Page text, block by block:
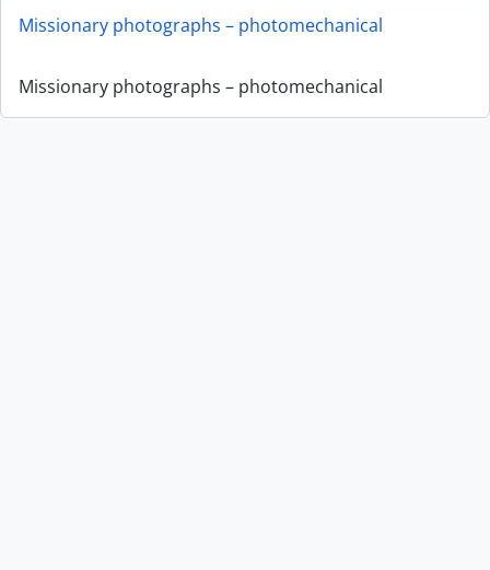
Missionary photographs – photomechanical
Missionary photographs – photomechanical